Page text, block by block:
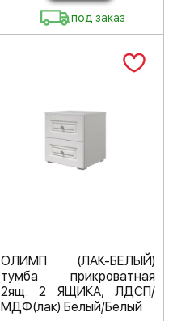
под заказ
ОЛИМП (ЛАК-БЕЛЫЙ)
тумба прикроватная
2ящ. 2 ЯЩИКА, ЛДСП/
МДФ(лак) Белый/Белый